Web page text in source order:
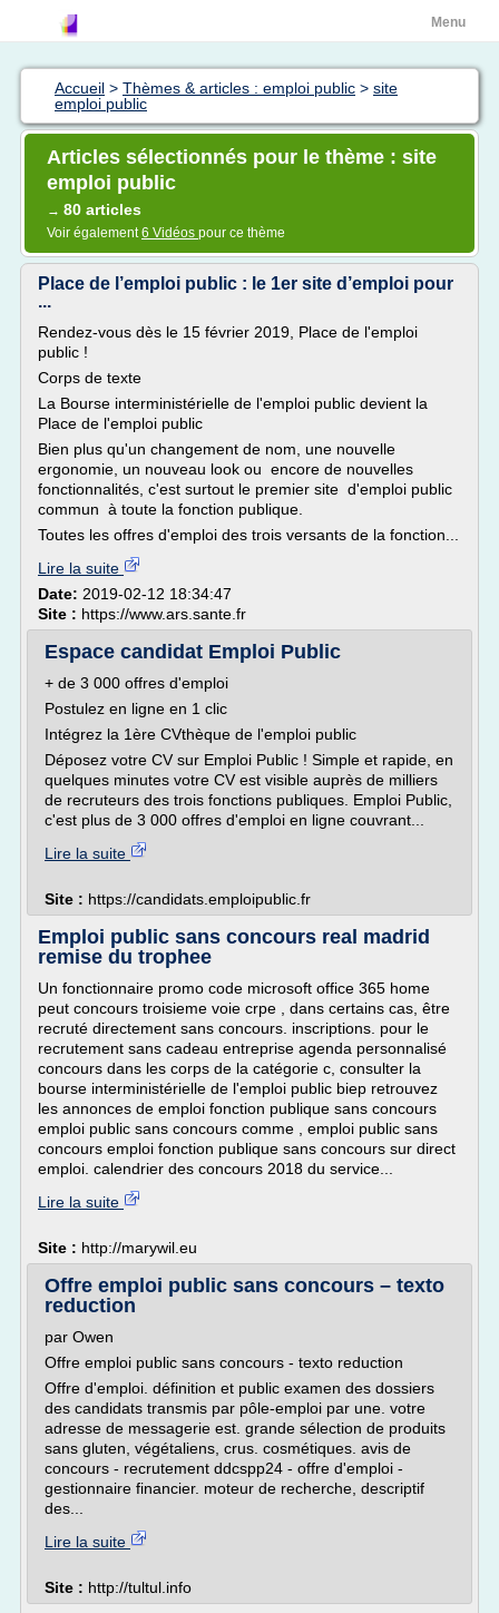
Menu
Accueil > Thèmes & articles : emploi public > site
emploi public
Articles sélectionnés pour le thème : site
emploi public
→ 80 articles
Voir également6 Vidéos pour ce thème
Place de l’emploi public : le 1er site d’emploi pour
...
Rendez-vous dès le 15 février 2019, Place de l'emploi
public !
Corps de texte
La Bourse interministérielle de l'emploi public devient la
Place de l'emploi public
Bien plus qu'un changement de nom, une nouvelle
ergonomie, un nouveau look ou encore de nouvelles
fonctionnalités, c'est surtout le premier site d'emploi public
commun à toute la fonction publique.
Toutes les offres d'emploi des trois versants de la fonction...
Lire la suite
Date: 2019-02-12 18:34:47
Site : https://www.ars.sante.fr
Espace candidat Emploi Public
+ de 3 000 offres d'emploi
Postulez en ligne en 1 clic
Intégrez la 1ère CVthèque de l'emploi public
Déposez votre CV sur Emploi Public ! Simple et rapide, en
quelques minutes votre CV est visible auprès de milliers
de recruteurs des trois fonctions publiques. Emploi Public,
c'est plus de 3 000 offres d'emploi en ligne couvrant...
Lire la suite
Site : https://candidats.emploipublic.fr
Emploi public sans concours real madrid
remise du trophee
Un fonctionnaire promo code microsoft office 365 home
peut concours troisieme voie crpe , dans certains cas, être
recruté directement sans concours. inscriptions. pour le
recrutement sans cadeau entreprise agenda personnalisé
concours dans les corps de la catégorie c, consulter la
bourse interministérielle de l'emploi public biep retrouvez
les annonces de emploi fonction publique sans concours
emploi public sans concours comme , emploi public sans
concours emploi fonction publique sans concours sur direct
emploi. calendrier des concours 2018 du service...
Lire la suite
Site : http://marywil.eu
Offre emploi public sans concours – texto
reduction
par Owen
Offre emploi public sans concours - texto reduction
Offre d'emploi. définition et public examen des dossiers
des candidats transmis par pôle-emploi par une. votre
adresse de messagerie est. grande sélection de produits
sans gluten, végétaliens, crus. cosmétiques. avis de
concours - recrutement ddcspp24 - offre d'emploi -
gestionnaire financier. moteur de recherche, descriptif
des...
Lire la suite
Site : http://tultul.info